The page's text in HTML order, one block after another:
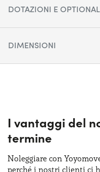
Alimentazione:
Posti auto:5
Potenza:
DOTAZIONI E OPTIONAL
Quadro strumenti
Ricarica telefono
DIMENSIONI
Altezza: 161 cm
Bagagliaio (max):
Bagagliaio (min):
I vantaggi del
termine
Noleggiare con
perché i nostri clienti ci